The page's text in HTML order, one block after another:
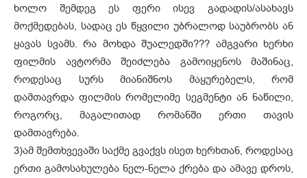
ხოლო შემდეგ ეს ფერი ისევ გადადის/ასახავს
მოქმედებას, სადაც ეს წყვილი უბრალოდ საუბრობს ან
ყავას სვამს. რა მოხდა შუალედში??? ამგვარი ხერხი
ფილმის ავტორმა შეიძლება გამოიყენოს მაშინაც,
როდესაც სურს მიანიშნოს მაყურებელს, რომ
დამთავრდა ფილმის რომელიმე სეგმენტი ან ნაწილი,
როგორც, მაგალითად რომანში ერთი თავის
დამთავრება.
3)ამ შემთხვევაში საქმე გვაქვს ისეთ ხერხთან, როდესაც
ერთი გამოსახულება ნელ-ნელა ქრება და ამავე დროს,